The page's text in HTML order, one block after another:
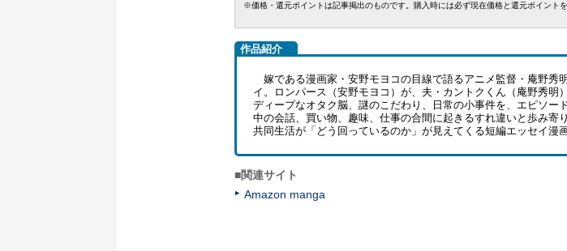
※価格・還元ポイントは記事掲出のものです。購入時には必ず現在価格と還元ポイントを
作品紹介
嫁である漫画家・安野モヨコの目線で語るアニメ監督・庵野秀
イ。ロンパース（安野モヨコ）が、夫・カントクくん（庵野秀明
ディープなオタク脳、謎のこだわり、日常の小事件を、エピソー
中の会話、買い物、趣味、仕事の合間に起きるすれ違いと歩み寄
共同生活が「どう回っているのか」が見えてくる短編エッセイ漫画
■関連サイト
Amazon manga